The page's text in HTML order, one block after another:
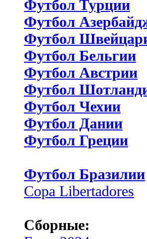
Футбол Турции
Футбол
Футбол
Футбол Бельгии
Футбол Австрии
Футбол
Футбол Чехии
Футбол Дании
Футбол Греции
Футбол Бразилии
Copa Libertadores
Сборные: